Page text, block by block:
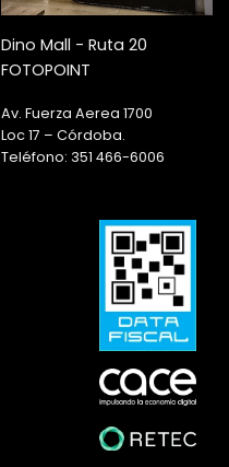
Dino Mall - Ruta 20
FOTOPOINT
Av. Fuerza Aerea 1700
Loc 17 – Córdoba.
Teléfono: 351 466-6006